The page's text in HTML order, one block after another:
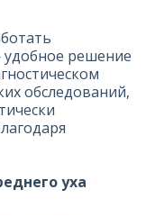
решение
обследований,
уха